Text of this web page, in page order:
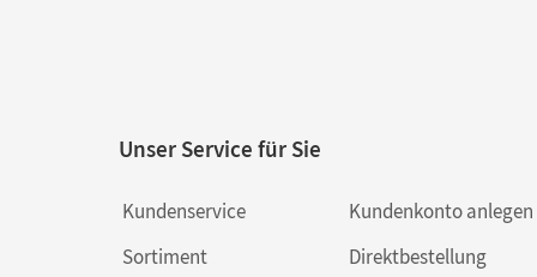
Unser Service für Sie
Kundenservice
Sortiment
Kundenkonto anlegen
Direktbestellung